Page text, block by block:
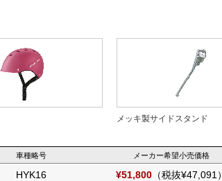
メッキ製サイドスタンド
車種略号 メーカー希望小売価格
HYK16 ¥51,800（税抜¥47,091）